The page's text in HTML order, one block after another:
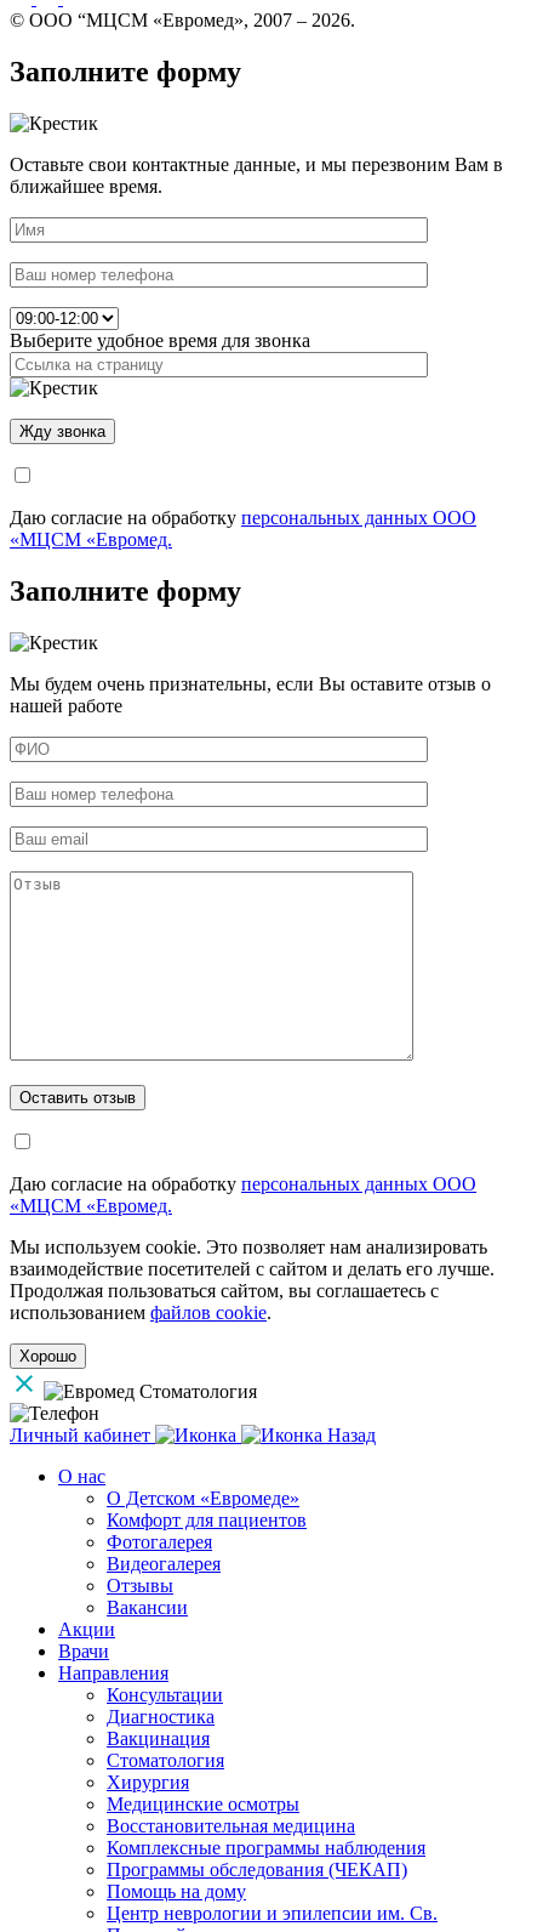
© ООО “МЦСМ «Евромед», 2007 – 2026.
Заполните форму
Оставьте свои контактные данные, и мы перезвоним Вам в
ближайшее время.
Выберите удобное время для звонка
Даю согласие на обработку персональных данных ООО
«МЦСМ «Евромед.
Заполните форму
Мы будем очень признательны, если Вы оставите отзыв о
нашей работе
Даю согласие на обработку персональных данных ООО
«МЦСМ «Евромед.
Мы используем cookie. Это позволяет нам анализировать
взаимодействие посетителей с сайтом и делать его лучше.
Продолжая пользоваться сайтом, вы соглашаетесь с
использованием файлов cookie.
Хорошо
Личный кабинет
Назад
О нас
О Детском «Евромеде»
Комфорт для пациентов
Фотогалерея
Видеогалерея
Отзывы
Вакансии
Акции
Врачи
Направления
Консультации
Диагностика
Вакцинация
Стоматология
Хирургия
Медицинские осмотры
Восстановительная медицина
Комплексные программы наблюдения
Программы обследования (ЧЕКАП)
Помощь на дому
Центр неврологии и эпилепсии им. Св.